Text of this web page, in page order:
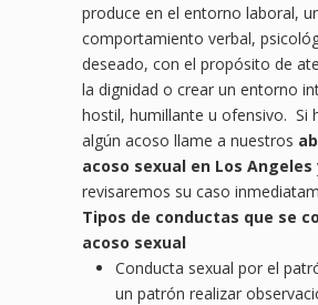
produce en el entorno laboral,
comportamiento verbal,
deseado, con el propósito de
la dignidad o crear un entorno
hostil, humillante u ofensivo. Si
algún acoso llame a nuestros
acoso sexual en Los Angeles
revisaremos su caso
Tipos de conductas que se
acoso sexual
Conducta sexual por el
un patrón realizar